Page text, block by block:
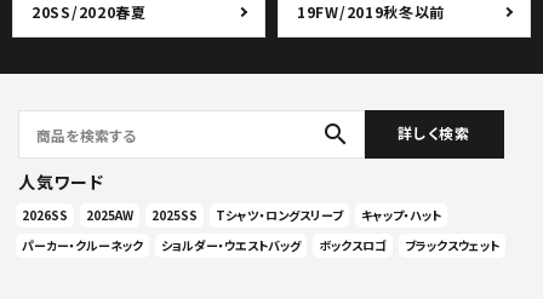
20SS/2020春夏 19FW/2019秋冬以前
search 詳しく検索
人気ワード
2026SS 2025AW 2025SS Tシャツ・ロングスリーブ
キャップ・ハット
パーカー・クルーネック
ショルダー・ウエストバッグ ボックスロゴ ブラックスウェット